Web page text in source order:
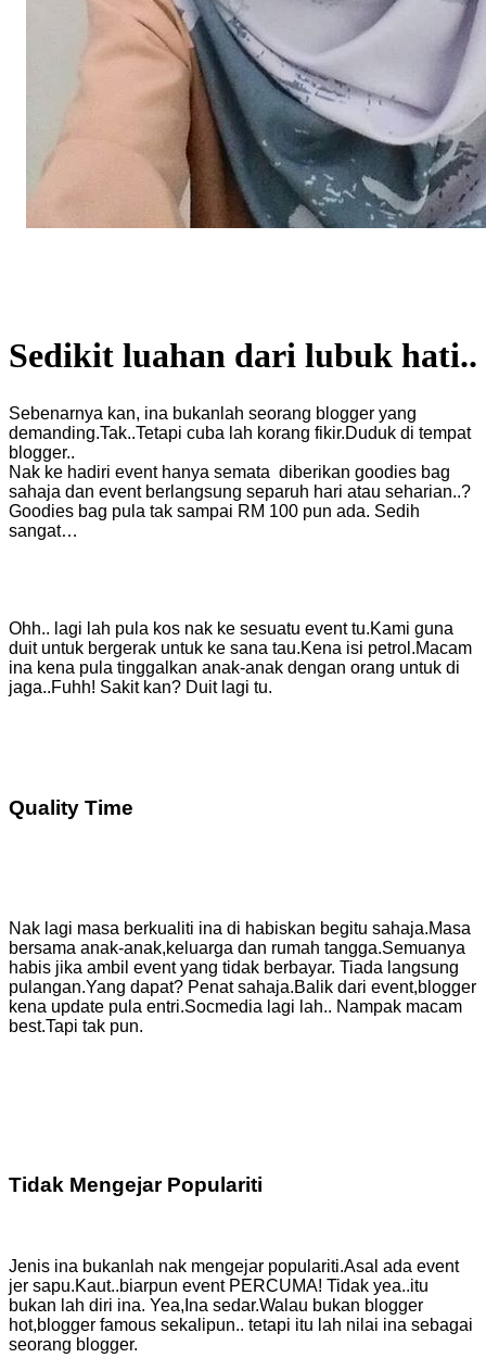
Sedikit luahan dari lubuk hati..
Sebenarnya kan, ina bukanlah seorang blogger yang
demanding.Tak..Tetapi cuba lah korang fikir.Duduk di tempat
blogger..
Nak ke hadiri event hanya semata diberikan goodies bag
sahaja dan event berlangsung separuh hari atau seharian..?
Goodies bag pula tak sampai RM 100 pun ada. Sedih
sangat…
Ohh.. lagi lah pula kos nak ke sesuatu event tu.Kami guna
duit untuk bergerak untuk ke sana tau.Kena isi petrol.Macam
ina kena pula tinggalkan anak-anak dengan orang untuk di
jaga..Fuhh! Sakit kan? Duit lagi tu.
Quality Time
Nak lagi masa berkualiti ina di habiskan begitu sahaja.Masa
bersama anak-anak,keluarga dan rumah tangga.Semuanya
habis jika ambil event yang tidak berbayar. Tiada langsung
pulangan.Yang dapat? Penat sahaja.Balik dari event,blogger
kena update pula entri.Socmedia lagi lah.. Nampak macam
best.Tapi tak pun.
Tidak Mengejar Populariti
Jenis ina bukanlah nak mengejar populariti.Asal ada event
jer sapu.Kaut..biarpun event PERCUMA! Tidak yea..itu
bukan lah diri ina. Yea,Ina sedar.Walau bukan blogger
hot,blogger famous sekalipun.. tetapi itu lah nilai ina sebagai
seorang blogger.